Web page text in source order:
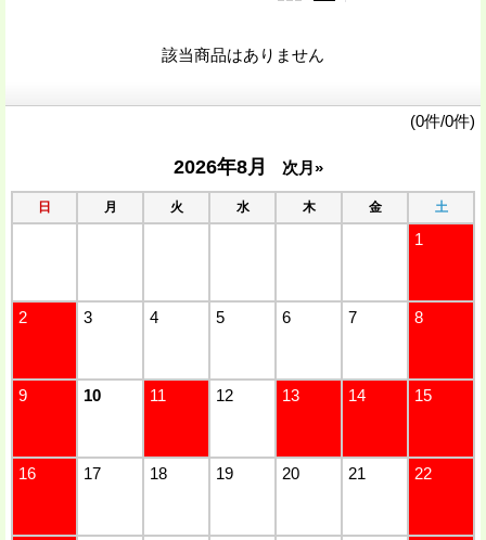
該当商品はありません
(0件/0件)
2026年8月 次月»
日 月 火 水 木 金 土
1
2 3 4 5 6 7 8
9 10 11 12 13 14 15
16 17 18 19 20 21 22